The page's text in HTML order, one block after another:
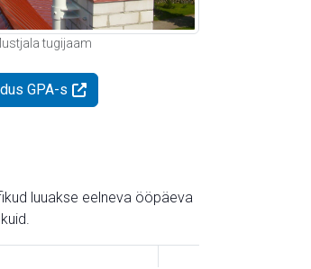
tugijaam
GPA-s
luuakse eelneva ööpäeva